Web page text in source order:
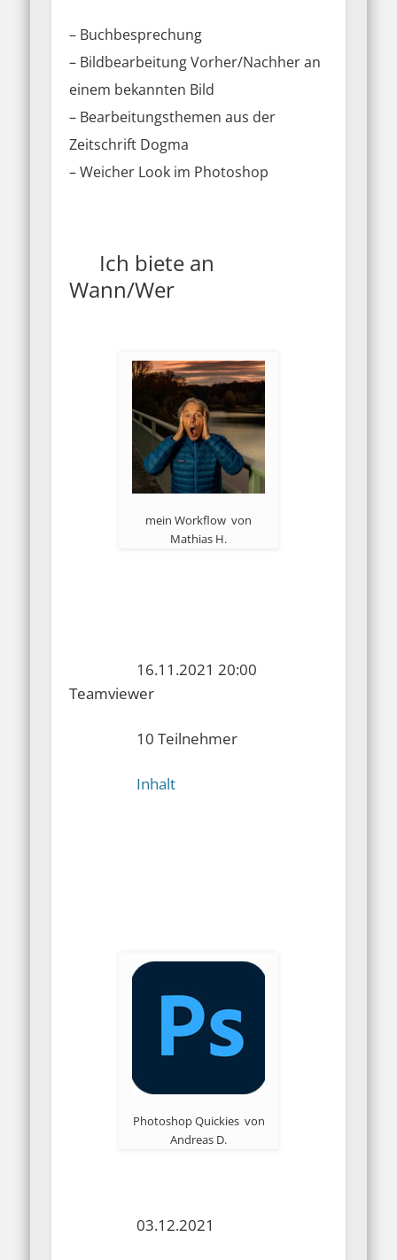
– Buchbesprechung
– Bildbearbeitung Vorher/Nachher an
einem bekannten Bild
– Bearbeitungsthemen aus der
Zeitschrift Dogma
– Weicher Look im Photoshop
Ich biete an
Wann/Wer
mein Workflow von
Mathias H.
16.11.2021 20:00
Teamviewer
10 Teilnehmer
Inhalt
Photoshop Quickies von
Andreas D.
03.12.2021